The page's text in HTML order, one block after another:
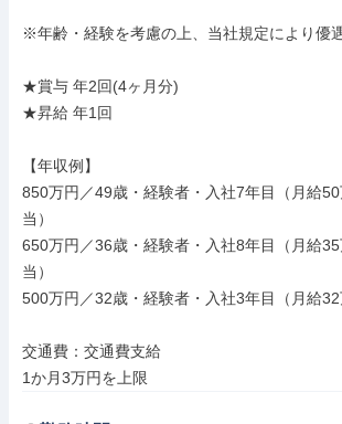
※年齢・経験を考慮の上、当社規定により優
★賞与 年2回(4ヶ月分)
★昇給 年1回
【年収例】
850万円／49歳・経験者・入社7年目（月給
当）
650万円／36歳・経験者・入社8年目（月給
当）
500万円／32歳・経験者・入社3年目（月給32
交通費：交通費支給
1か月3万円を上限